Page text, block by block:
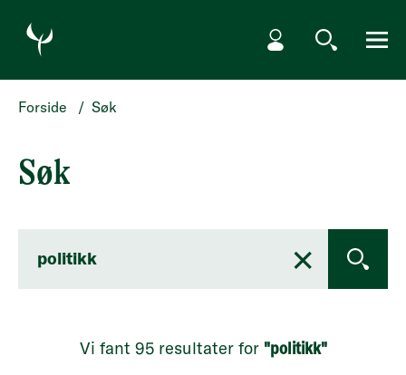
HOPP TIL SØKERESULTATER
Min side
Søk Meny
Forside / Søk
Søk
×
Vi fant 95 resultater for "politikk"